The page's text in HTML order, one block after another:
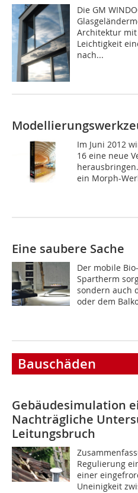
Die GM
Architektur
Leichtigkeit
nach...
Im Juni 2012
16 eine neue
ein Morph-
Eine saubere Sache
Der mobile
Spartherm
sondern auch
oder dem
Bauschäden
Gebäudesimulation
Nachträgliche
Leitungsbruch
Regulierung
einer
Uneinigkeit